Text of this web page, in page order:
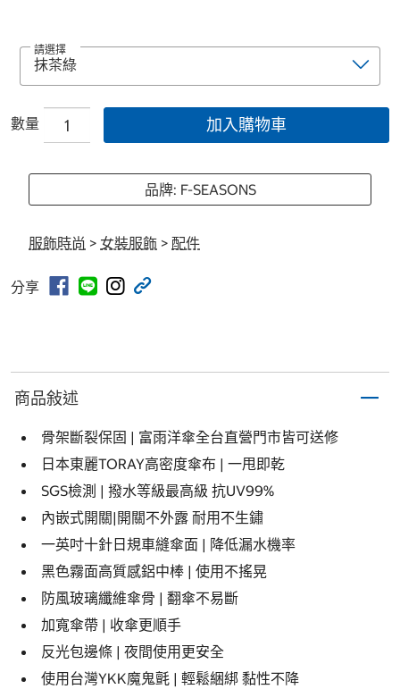
請選擇
數量 加入購物車
品牌: F-SEASONS
服飾時尚 > 女裝服飾 > 配件
分享
商品敍述
骨架斷裂保固 | 富雨洋傘全台直營門市皆可送修
日本東麗TORAY高密度傘布 | 一甩即乾
SGS檢測 | 撥水等級最高級 抗UV99%
內嵌式開關|開關不外露 耐用不生鏽
一英吋十針日規車縫傘面 | 降低漏水機率
黑色霧面高質感鋁中棒 | 使用不搖晃
防風玻璃纖維傘骨 | 翻傘不易斷
加寬傘帶 | 收傘更順手
反光包邊條 | 夜間使用更安全
使用台灣YKK魔鬼氈 | 輕鬆綑綁 黏性不降